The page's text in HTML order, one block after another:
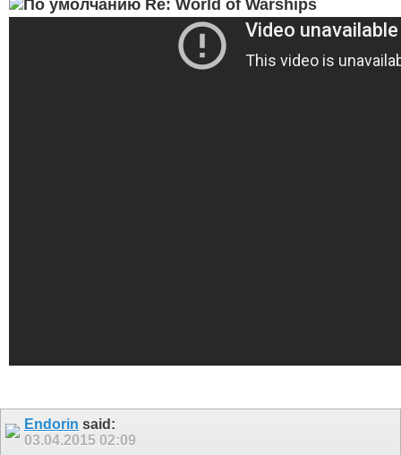
Re: World of Warships
Endorin said:
03.04.2015 02:09